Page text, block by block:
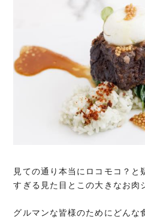
見ての通り本当にロコモコ？と
すぎる見た目とこの大きなお肉
グルマンな皆様のためにどんな